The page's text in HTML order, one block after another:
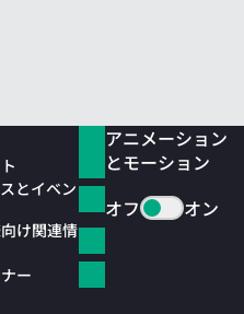
とイベン
け関連情
ー
アニメーション
とモーション
オフ
オン